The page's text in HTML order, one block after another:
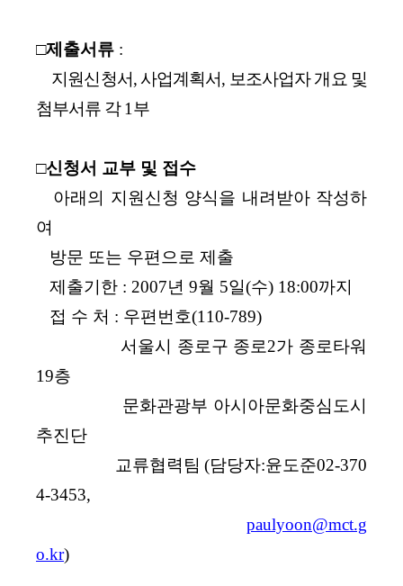
□제출서류 :
지원신청서, 사업계획서, 보조사업자 개요 및
첨부서류 각 1부
□신청서 교부 및 접수
­ 아래의 지원신청 양식을 내려받아 작성하
여
방문 또는 우편으로 제출
­ 제출기한 : 2007년 9월 5일(수) 18:00까지
­ 접 수 처 : 우편번호(110-789)
서울시 종로구 종로2가 종로타워
19층
문화관광부 아시아문화중심도시
추진단
교류협력팀 (담당자:윤도준02-370
4-3453,
paulyoon@mct.g
o.kr)